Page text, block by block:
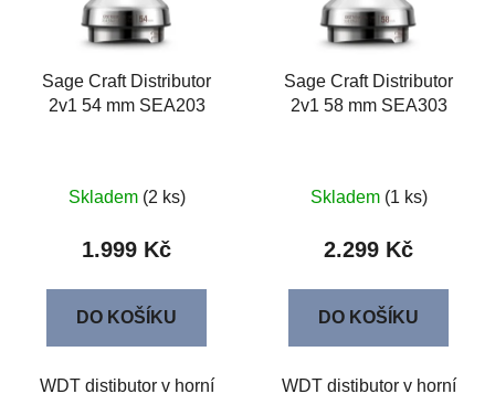
Sage Craft Distributor
2v1 54 mm SEA203
Skladem (2 ks)
1.999 Kč
DO KOŠÍKU
WDT distibutor v horní
Sage Craft Distributor
2v1 58 mm SEA303
Skladem (1 ks)
2.299 Kč
DO KOŠÍKU
WDT distibutor v horní